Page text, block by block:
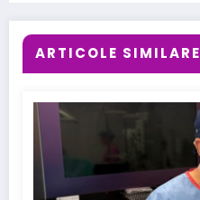
ARTICOLE SIMILARE